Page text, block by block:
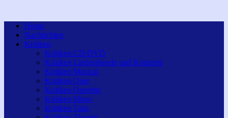
Home
Nachrichten
Kritiken
Kritiken CD/DVD
Kritiken Liederabende und Konzerte
Kritiken Musical
Kritiken Oper
Kritiken Operette
Kritiken Show
Kritiken Tanz